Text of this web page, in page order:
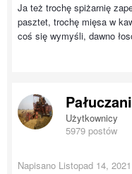
Ja też trochę spiżarnię
pasztet, trochę mięsa w
coś się wymyśli, dawno
Użytkownicy
5979 postów
Napisano Listopad 14, 2021